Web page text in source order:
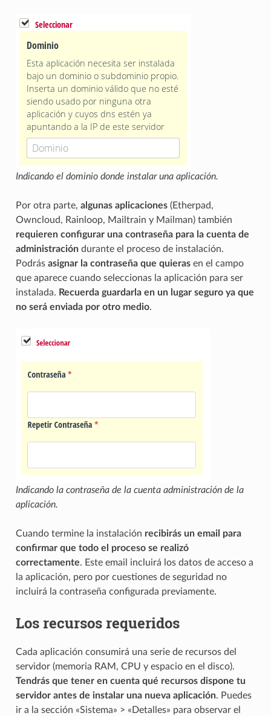
Indicando el dominio donde instalar una aplicación.
Por otra parte, algunas aplicaciones(Etherpad,
Owncloud, Rainloop, Mailtrain y Mailman) también
requieren configurar una contraseña para la cuenta de
administracióndurante el proceso de instalación.
Podrás asignar la contraseña que quierasen el campo
que aparece cuando seleccionas la aplicación para ser
instalada. Recuerda guardarla en un lugar seguro ya que
no será enviada por otro medio.
Indicando la contraseña de la cuenta administración de la
aplicación.
Cuando termine la instalación recibirás un email para
confirmar que todo el proceso se realizó
correctamente. Este email incluirá los datos de acceso a
la aplicación, pero por cuestiones de seguridad no
incluirá la contraseña configurada previamente.
Los recursos requeridos
Cada aplicación consumirá una serie de recursos del
servidor (memoria RAM, CPU y espacio en el disco).
Tendrás que tener en cuenta qué recursos dispone tu
servidor antes de instalar una nueva aplicación. Puedes
ir a la sección «Sistema» > «Detalles» para observar el